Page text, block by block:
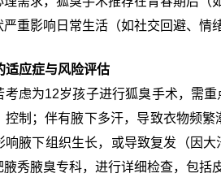
重影响日常生活（如社交回避、情
适应症与风险评估
考虑为12岁孩子进行狐臭手术，需
控制；伴有腋下多汗，导致衣物频
响腋下组织生长，或导致复发（因
秀腋臭专科，进行详细检查，包括